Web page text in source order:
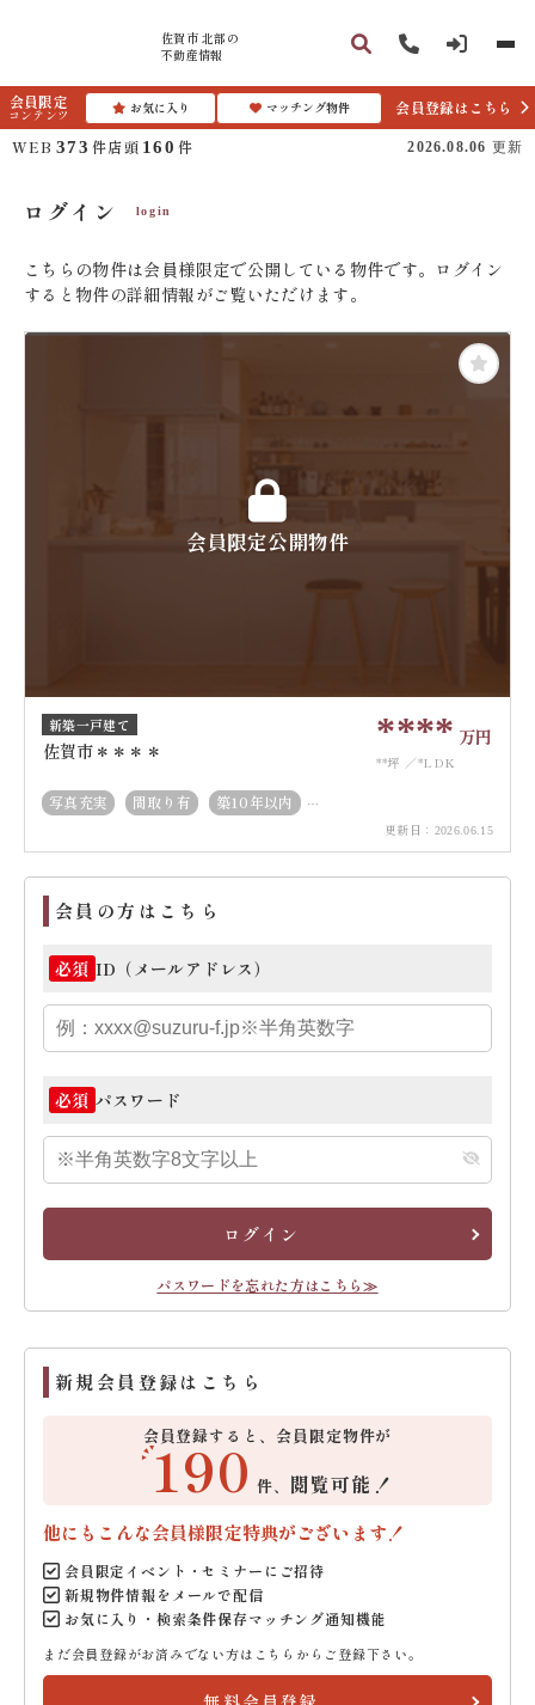
佐賀市 北部の
不動産情報
会員限定
コンテンツ お気に入り マッチング物件
会員登録はこちら
WEB 373 件店頭 160 件 2026.08.06 更新
ログイン login
こちらの物件は会員様限定で公開している物件です。ログイン
すると物件の詳細情報がご覧いただけます。
会員限定公開物件
新築一戸建て
佐賀市＊＊＊＊ **** 万円
**坪 *LDK
写真充実 間取り有
築10年以内
更新日： 2026.06.15
会員の方はこちら
必須 ID（メールアドレス）
必須 パスワード
ログイン
パスワードを忘れた方はこちら≫
新規会員登録はこちら
会員登録すると、会員限定物件が
190 件、 閲覧可能！
他にもこんな会員様限定特典がございます！
会員限定イベント・セミナーにご招待
新規物件情報をメールで配信
お気に入り・検索条件保存マッチング通知機能
まだ会員登録がお済みでない方はこちらからご登録下さい。